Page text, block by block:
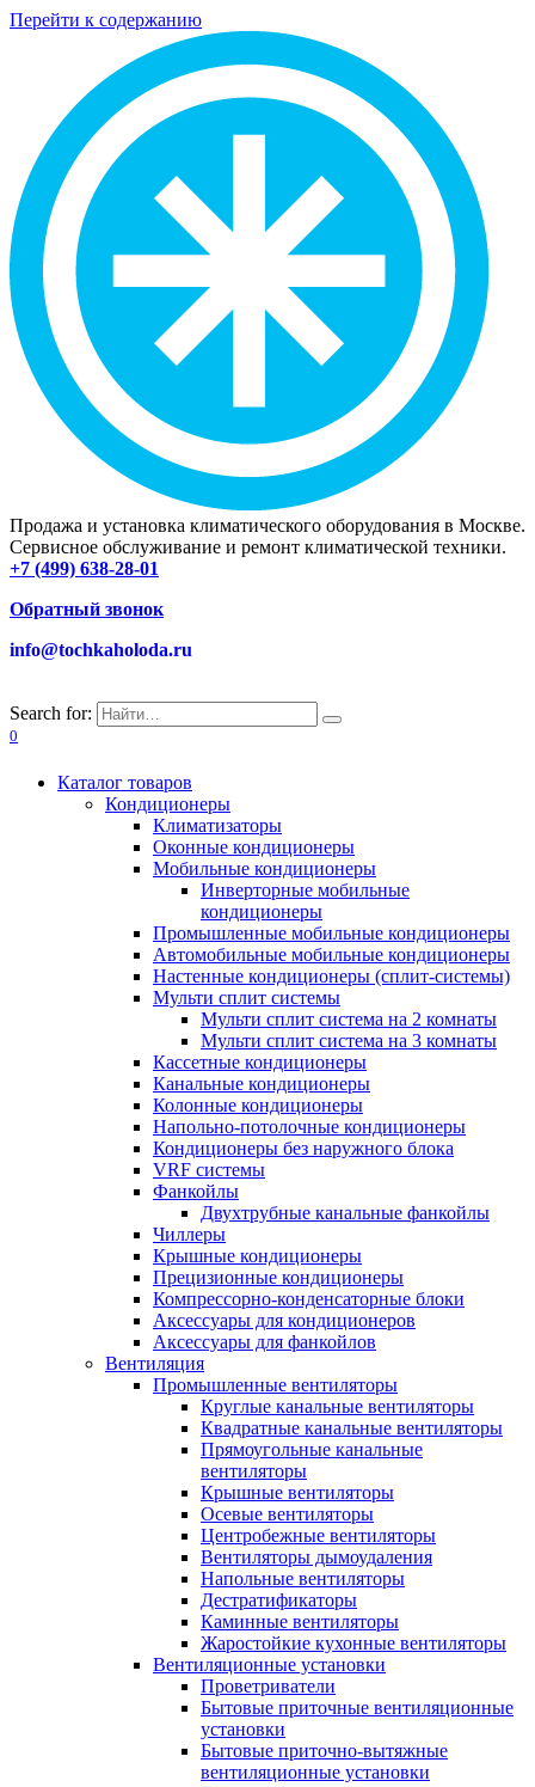
Перейти к содержанию
Продажа и установка климатического оборудования в Москве.
Сервисное обслуживание и ремонт климатической техники.
+7 (499) 638-28-01
Обратный звонок
info@tochkaholoda.ru
Search for:
0
Каталог товаров
Кондиционеры
Климатизаторы
Оконные кондиционеры
Мобильные кондиционеры
Инверторные мобильные
кондиционеры
Промышленные мобильные кондиционеры
Автомобильные мобильные кондиционеры
Настенные кондиционеры (сплит-системы)
Мульти сплит системы
Мульти сплит система на 2 комнаты
Мульти сплит система на 3 комнаты
Кассетные кондиционеры
Канальные кондиционеры
Колонные кондиционеры
Напольно-потолочные кондиционеры
Кондиционеры без наружного блока
VRF системы
Фанкойлы
Двухтрубные канальные фанкойлы
Чиллеры
Крышные кондиционеры
Прецизионные кондиционеры
Компрессорно-конденсаторные блоки
Аксессуары для кондиционеров
Аксессуары для фанкойлов
Вентиляция
Промышленные вентиляторы
Круглые канальные вентиляторы
Квадратные канальные вентиляторы
Прямоугольные канальные
вентиляторы
Крышные вентиляторы
Осевые вентиляторы
Центробежные вентиляторы
Вентиляторы дымоудаления
Напольные вентиляторы
Дестратификаторы
Каминные вентиляторы
Жаростойкие кухонные вентиляторы
Вентиляционные установки
Проветриватели
Бытовые приточные вентиляционные
установки
Бытовые приточно-вытяжные
вентиляционные установки